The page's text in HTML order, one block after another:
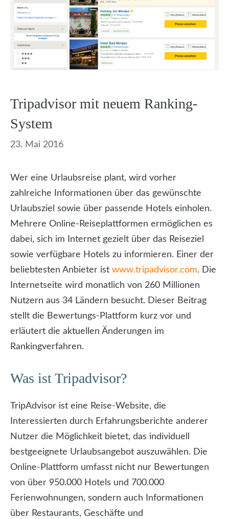
Tripadvisor mit neuem Ranking-
System
23. Mai 2016
Wer eine Urlaubsreise plant, wird vorher
zahlreiche Informationen über das gewünschte
Urlaubsziel sowie über passende Hotels einholen.
Mehrere Online-Reiseplattformen ermöglichen es
dabei, sich im Internet gezielt über das Reiseziel
sowie verfügbare Hotels zu informieren. Einer der
beliebtesten Anbieter ist www.tripadvisor.com. Die
Internetseite wird monatlich von 260 Millionen
Nutzern aus 34 Ländern besucht. Dieser Beitrag
stellt die Bewertungs-Plattform kurz vor und
erläutert die aktuellen Änderungen im
Rankingverfahren.
Was ist Tripadvisor?
TripAdvisor ist eine Reise-Website, die
Interessierten durch Erfahrungsberichte anderer
Nutzer die Möglichkeit bietet, das individuell
bestgeeignete Urlaubsangebot auszuwählen. Die
Online-Plattform umfasst nicht nur Bewertungen
von über 950.000 Hotels und 700.000
Ferienwohnungen, sondern auch Informationen
über Restaurants, Geschäfte und